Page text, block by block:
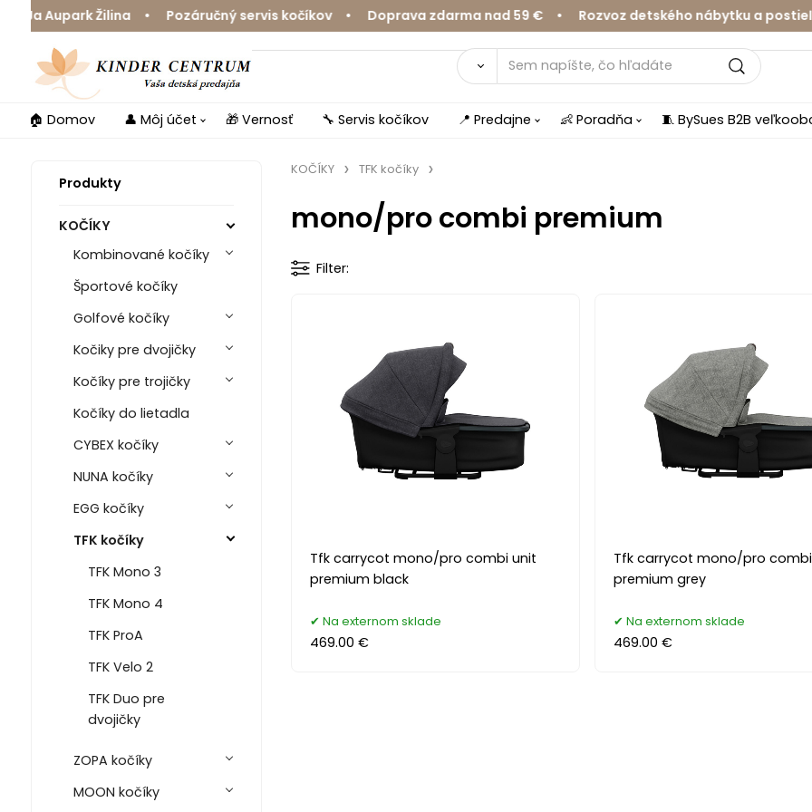
Aupark Žilina • Pozáručný servis kočíkov • Doprava zdarma nad 59 € • Rozvoz detského nábytku a postieľok
🏠 Domov 👤 Môj účet 🎁 Vernosť 🔧 Servis kočíkov 📍 Predajne 👶 Poradňa 🧵 BySues B2B
Produkty
KOČÍKY
Kombinované kočíky
Športové kočíky
Golfové kočíky
Kočiky pre dvojičky
Kočíky pre trojičky
Kočíky do lietadla
CYBEX kočíky
NUNA kočíky
EGG kočíky
TFK kočíky
TFK Mono 3
TFK Mono 4
TFK ProA
TFK Velo 2
TFK Duo pre
dvojičky
ZOPA kočíky
MOON kočíky
KOČÍKY TFK kočíky
mono/pro combi premium
Filter
Tfk carrycot mono/pro combi unit
premium black
Na externom sklade
469.00 €
Tfk carrycot mono/pro
premium grey
Na externom sklade
469.00 €